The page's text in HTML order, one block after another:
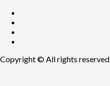
Copyright © All rights reserved.